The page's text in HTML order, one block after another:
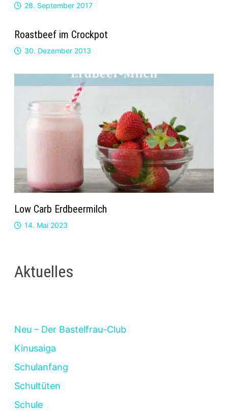
28. September 2017
Roastbeef im Crockpot
30. Dezember 2013
Low Carb Erdbeermilch
14. Mai 2023
Aktuelles
Neu – Der Bastelfrau-Club
Kinusaiga
Schulanfang
Schultüten
Schule